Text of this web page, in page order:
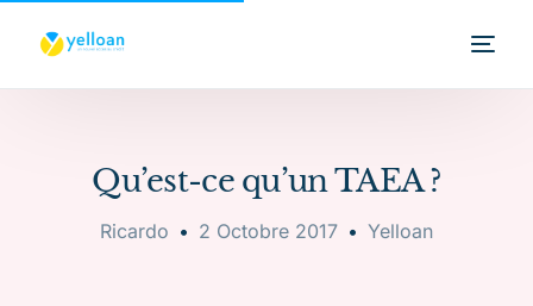
Qu’est-ce qu’un TAEA ?
Ricardo 2 Octobre 2017 Yelloan